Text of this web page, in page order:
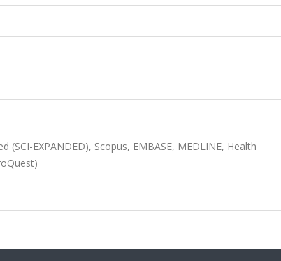
(SCI-EXPANDED), Scopus, EMBASE, MEDLINE, Health